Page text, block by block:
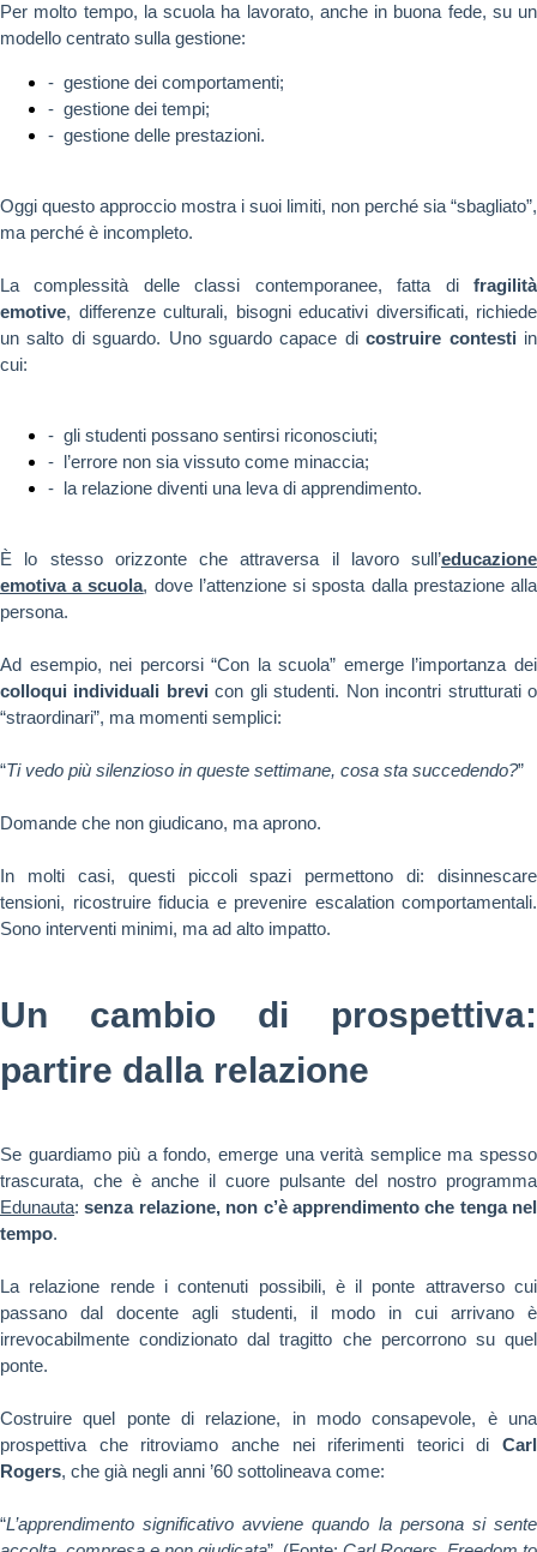
Per molto tempo, la scuola ha lavorato, anche in buona fede, su un
modello centrato sulla gestione:
- gestione dei comportamenti;
- gestione dei tempi;
- gestione delle prestazioni.
Oggi questo approccio mostra i suoi limiti, non perché sia “sbagliato”,
ma perché è incompleto.
La complessità delle classi contemporanee, fatta di fragilità
emotive, differenze culturali, bisogni educativi diversificati, richiede
un salto di sguardo. Uno sguardo capace dicostruire contesti in
cui:
- gli studenti possano sentirsi riconosciuti;
- l’errore non sia vissuto come minaccia;
- la relazione diventi una leva di apprendimento.
È lo stesso orizzonte che attraversa il lavoro sull’educazione
emotiva a scuola, dove l’attenzione si sposta dalla prestazione alla
persona.
Ad esempio, nei percorsi “Con la scuola” emerge l’importanza dei
colloqui individuali brevi con gli studenti. Non incontri strutturati o
“straordinari”, ma momenti semplici:
“Ti vedo più silenzioso in queste settimane, cosa sta succedendo?”
Domande che non giudicano, ma aprono.
In molti casi, questi piccoli spazi permettono di: disinnescare
tensioni, ricostruire fiducia e prevenire escalation comportamentali.
Sono interventi minimi, ma ad alto impatto.
Un cambio di prospettiva:
partire dalla relazione
Se guardiamo più a fondo, emerge una verità semplice ma spesso
trascurata, che è anche il cuore pulsante del nostro programma
Edunauta:senza relazione, non c’è apprendimento che tenga nel
tempo.
La relazione rende i contenuti possibili, è il ponte attraverso cui
passano dal docente agli studenti, il modo in cui arrivano è
irrevocabilmente condizionato dal tragitto che percorrono su quel
ponte.
Costruire quel ponte di relazione, in modo consapevole, è una
prospettiva che ritroviamo anche nei riferimenti teorici di Carl
Rogers, che già negli anni ’60 sottolineava come:
“L’apprendimento significativo avviene quando la persona si sente